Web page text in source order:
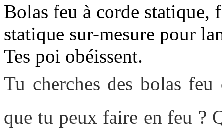
Bolas feu à corde statique,
statique sur-mesure pour
Tes poi obéissent.
Tu cherches des bolas
que tu peux faire en feu ?